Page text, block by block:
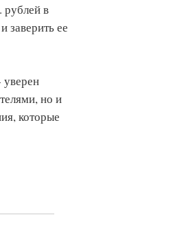
в
заверить ее
уверен
но и
которые